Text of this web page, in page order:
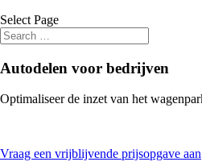
Select Page
Autodelen voor bedrijven
Optimaliseer de inzet van het
Vraag een vrijblijvende prijsopgave aan